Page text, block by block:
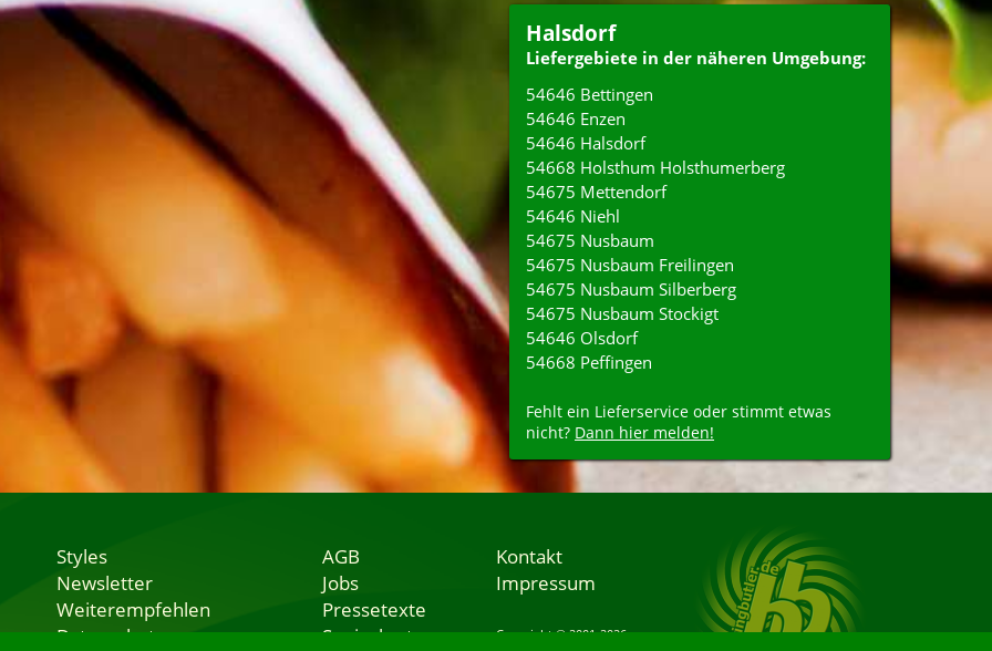
Halsdorf
Liefergebiete in der näheren Umgebung:
54646 Bettingen
54646 Enzen
54646 Halsdorf
54668 Holsthum Holsthumerberg
54675 Mettendorf
54646 Niehl
54675 Nusbaum
54675 Nusbaum Freilingen
54675 Nusbaum Silberberg
54675 Nusbaum Stockigt
54646 Olsdorf
54668 Peffingen
Fehlt ein Lieferservice oder stimmt etwas
nicht? Dann hier melden!
Styles
Newsletter
Weiterempfehlen
Datenschutz
AGB
Jobs
Pressetexte
Speisekarten
Kontakt
Impressum
Copyright © 2001-2026